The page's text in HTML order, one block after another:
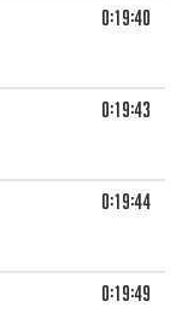
0:19:40
0:19:43
0:19:44
0:19:49